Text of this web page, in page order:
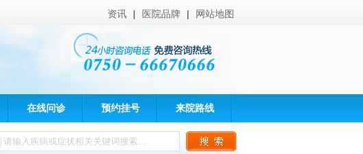
资讯 | 医院品牌 | 网站地图
在线问诊 预约挂号 来院路线